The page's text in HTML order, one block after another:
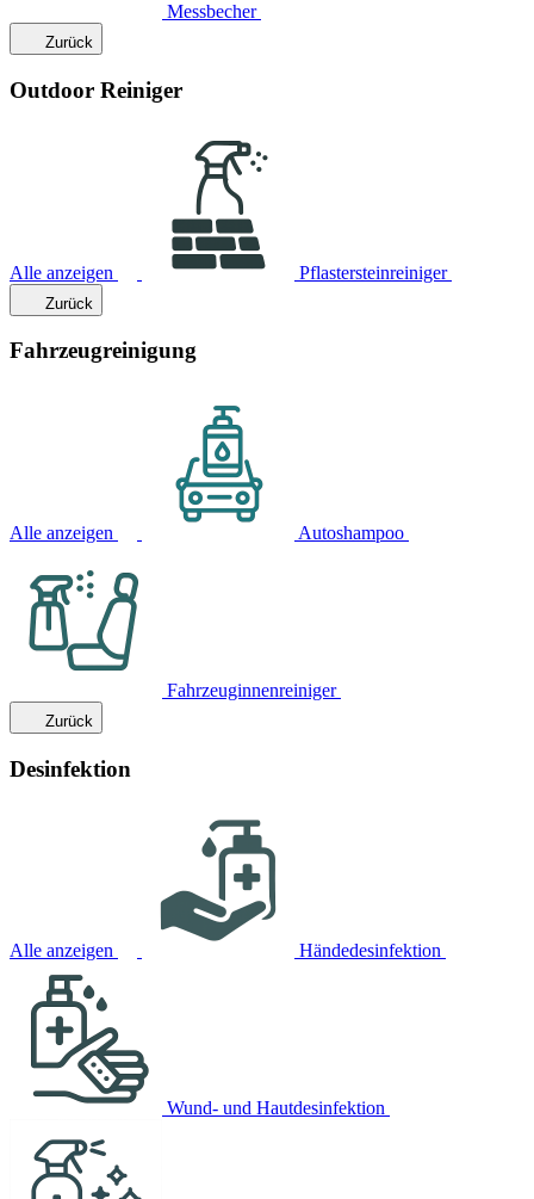
Messbecher
Zurück
Outdoor Reiniger
Alle anzeigen Pflastersteinreiniger
Zurück
Fahrzeugreinigung
Alle anzeigen Autoshampoo
Fahrzeuginnenreiniger
Zurück
Desinfektion
Alle anzeigen Händedesinfektion
Wund- und Hautdesinfektion